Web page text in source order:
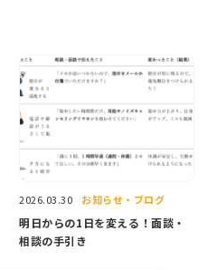
2026.03.30 お知らせ・ブログ
明日からの1日を変える！面談・
相談の手引き